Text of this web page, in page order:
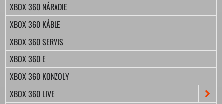
XBOX 360 NÁRADIE
XBOX 360 KÁBLE
XBOX 360 SERVIS
XBOX 360 E
XBOX 360 KONZOLY
XBOX 360 LIVE